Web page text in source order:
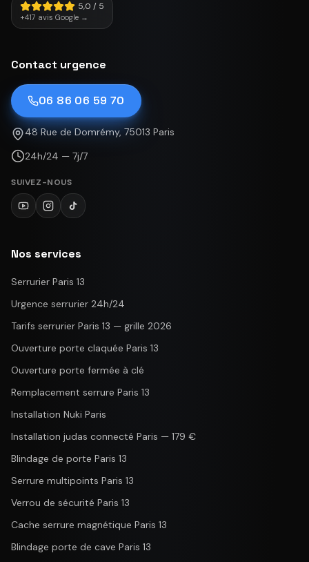
5,0 / 5
+417 avis Google →
Contact urgence
06 86 06 59 70
48 Rue de Domrémy, 75013 Paris
24h/24 — 7j/7
SUIVEZ-NOUS
Nos services
Serrurier Paris 13
Urgence serrurier 24h/24
Tarifs serrurier Paris 13 — grille 2026
Ouverture porte claquée Paris 13
Ouverture porte fermée à clé
Remplacement serrure Paris 13
Installation Nuki Paris
Installation judas connecté Paris — 179 €
Blindage de porte Paris 13
Serrure multipoints Paris 13
Verrou de sécurité Paris 13
Cache serrure magnétique Paris 13
Blindage porte de cave Paris 13